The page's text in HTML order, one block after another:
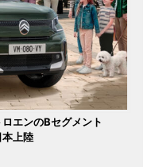
エンのBセグメント
上陸